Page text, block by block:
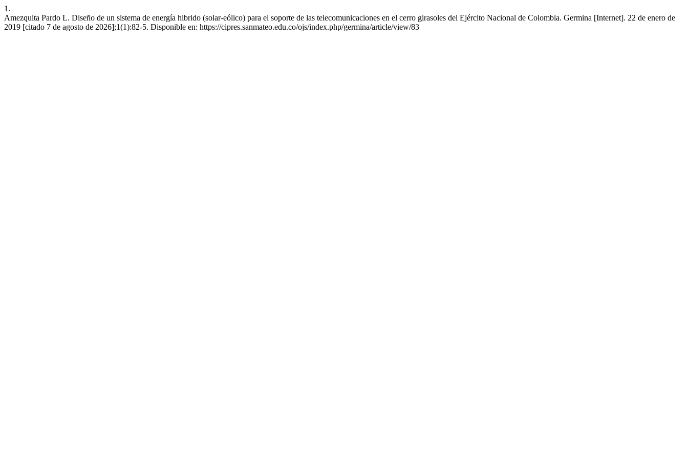
1.
Amezquita Pardo L. Diseño de un sistema de energía hibrido (solar-eólico) para el soporte de las telecomunicaciones en el cerro girasoles del Ejército Nacional de Colombia. Germina [Internet]. 22 de enero de
2019 [citado 7 de agosto de 2026];1(1):82-5. Disponible en: https://cipres.sanmateo.edu.co/ojs/index.php/germina/article/view/83